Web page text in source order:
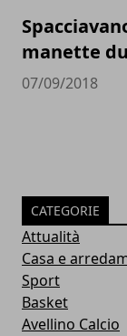
manette
07/09/2018
CATEGORIE
Attualità
Casa e
Sport
Basket
Avellino Calcio